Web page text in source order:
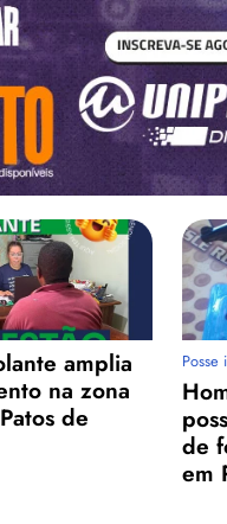
amplia
na zona
de
de
em